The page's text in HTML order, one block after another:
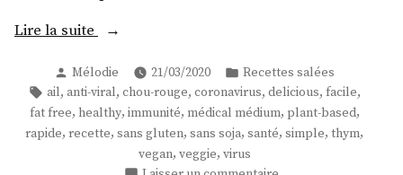
Lire la suite
« Un
de
chou-
rouge
Publié
par
Mélodie 21/03/2020
Publié
dans
Recettes salées
Étiquettes :
ail, anti-viral, chou-rouge, coronavirus, delicious, facile,
fat free, healthy, immunité, médical médium, plant-based,
rapide, recette, sans gluten, sans soja, santé, simple, thym,
vegan, veggie, virus